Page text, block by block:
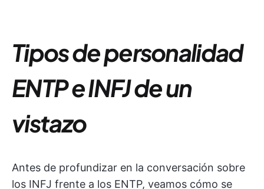
Tipos de personalidad
ENTP e INFJ de un
vistazo
Antes de profundizar en la conversación sobre
los INFJ frente a los ENTP, veamos cómo se